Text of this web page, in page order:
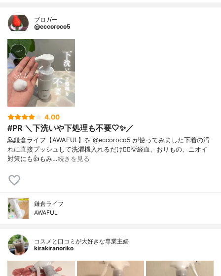
ブロガー
@eccoroco5
4.00
#PR ＼下洗いや下処理も不要🤍✨／
💁鎌倉ライフ【AWAFUL】を @eccoroco5 が使ってみました下着の汚
れに直接プッシュして洗濯機入れるだけ🙆‍♀️💡経血、おりもの、ニオイ
対策にも👍もみ…続きを見る
鎌倉ライフ
AWAFUL
コスメと口コミが大好きな専業主婦
kirakiranoriko